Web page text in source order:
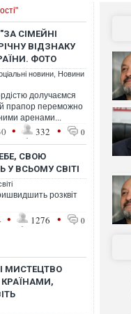
СІМЕЙНІ
ВІДЗНАКУ
ФОТО
новини Новини
долучаємся
прапор переможно
аренами...
• 332 • 0
СВОЮ
У ВСЬОМУ СВІТІ
розквіт
• 1276 • 0
МИСТЕЦТВО